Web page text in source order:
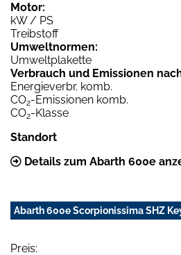
Motor:
kW / PS
Treibstoff
Umweltnormen:
Umweltplakette
Verbrauch und Emissionen
Energieverbr. komb.
CO2-Emissionen komb.
CO2-Klasse
Standort
Details zum Abarth 600e
Abarth 600e Scorpionissima SHZ
Preis: